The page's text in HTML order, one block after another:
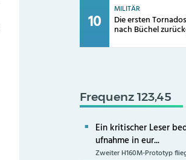
MILITÄR
Die ersten
nach Büchel
Frequenz 123,45
Ein kritischer Leser
ufnahme in eur...
Zweiter H160M-Prototyp